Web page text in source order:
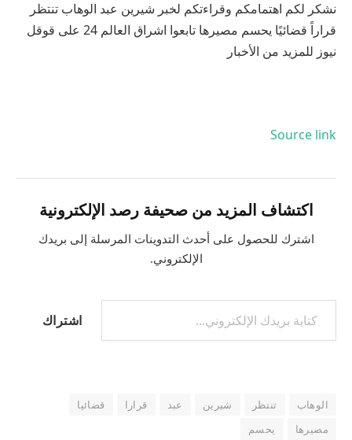
نشكر لكم اهتمامكم وقراءتكم لخبر شيرين عبد الوهاب تنتظر
قراراً قضائيًا يحسم مصيرها تابعوا اشراق العالم 24 على قوقل
نيوز للمزيد من الأخبار
Source link
اكتشاف المزيد من صحيفة رصد الإلكترونية
اشترك للحصول على أحدث التدوينات المرسلة إلى بريدك
الإلكتروني.
اشتراك
الوهاب تنتظر شيرين عبد قرارا
قضائيا
مصيرها
يحسم